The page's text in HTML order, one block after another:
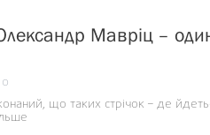
Мавріц –
0
що таких стрічок – де